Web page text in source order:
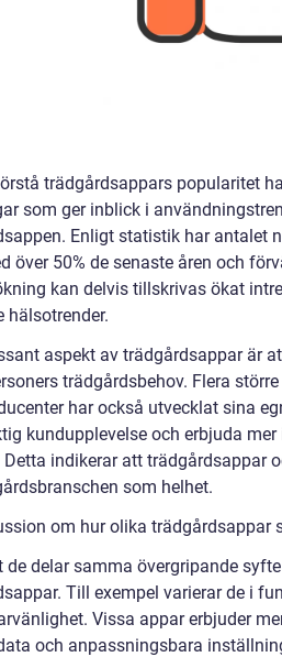
trädgårdsappars popularitet
som ger inblick i
Enligt statistik har antalet
över 50% de senaste åren och
kan delvis tillskrivas ökat
hälsotrender.
aspekt av trädgårdsappar är
trädgårdsbehov. Flera
har också utvecklat sina
kundupplevelse och erbjuda
Detta indikerar att trädgårdsappar
som helhet.
om hur olika trädgårdsappar
de delar samma övergripande
Till exempel varierar de i
Vissa appar erbjuder
och anpassningsbara